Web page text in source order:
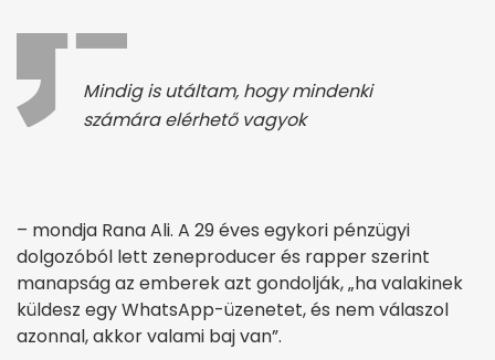
Mindig is utáltam, hogy mindenki
számára elérhető vagyok
– mondja Rana Ali. A 29 éves egykori pénzügyi
dolgozóból lett zeneproducer és rapper szerint
manapság az emberek azt gondolják, „ha valakinek
küldesz egy WhatsApp-üzenetet, és nem válaszol
azonnal, akkor valami baj van”.